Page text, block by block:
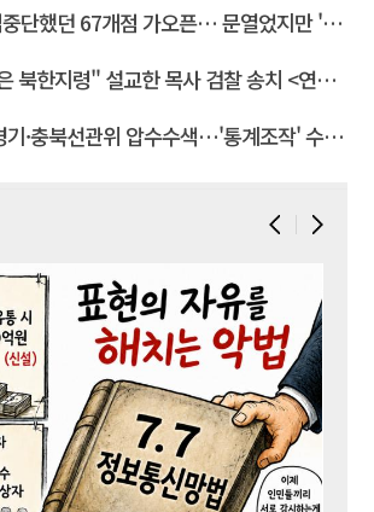
했던 67개점 가오픈… 문열었지만 '텅빈 매대'
한지령" 설교한 목사 검찰 송치 <연합뉴스>
·충북선관위 압수수색…'통계조작' 수사확대